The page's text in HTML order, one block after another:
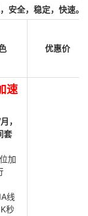
安全，稳定，快速。
优惠价
速
，
套
加
线
秒